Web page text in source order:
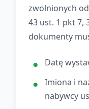
zwolnionych
43 ust. 1 pkt 7,
dokumenty
Datę
Imiona i
nabywcy